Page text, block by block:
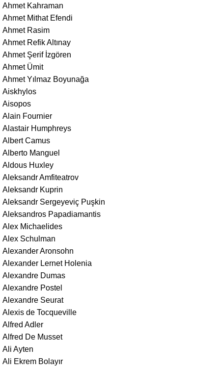
Ahmet Kahraman
Ahmet Mithat Efendi
Ahmet Rasim
Ahmet Refik Altınay
Ahmet Şerif İzgören
Ahmet Ümit
Ahmet Yılmaz Boyunağa
Aiskhylos
Aisopos
Alain Fournier
Alastair Humphreys
Albert Camus
Alberto Manguel
Aldous Huxley
Aleksandr Amfiteatrov
Aleksandr Kuprin
Aleksandr Sergeyeviç Puşkin
Aleksandros Papadiamantis
Alex Michaelides
Alex Schulman
Alexander Aronsohn
Alexander Lernet Holenia
Alexandre Dumas
Alexandre Postel
Alexandre Seurat
Alexis de Tocqueville
Alfred Adler
Alfred De Musset
Ali Ayten
Ali Ekrem Bolayır